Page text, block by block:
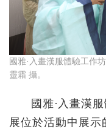
國雅·入畫漢服體驗工作
靈霜 攝。
國雅·入畫漢
展位於活動中展